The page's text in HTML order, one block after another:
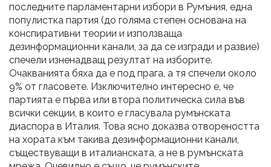
последните парламентарни избори в Румъния, една
популистка партия (до голяма степен основана на
конспиративни теории и използваща
дезинформационни канали, за да се изгради и развие)
спечели изненадващ резултат на изборите.
Очакванията бяха да е под прага, а тя спечели около
9% от гласовете. Изключително интересно е, че
партията е първа или втора политическа сила във
всички секции, в които е гласувала румънската
диаспора в Италия. Това ясно доказва отвореността
на хората към такива дезинформационни канали,
съществуващи в италианската, а не в румънската